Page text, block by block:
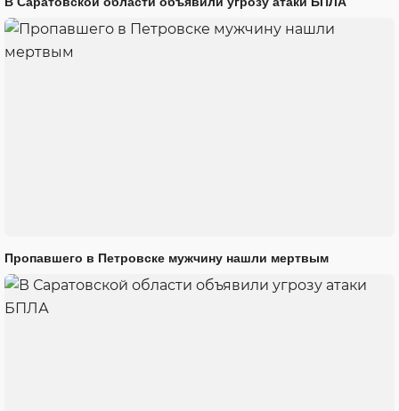
Пропавшего в Петровске мужчину нашли мертвым